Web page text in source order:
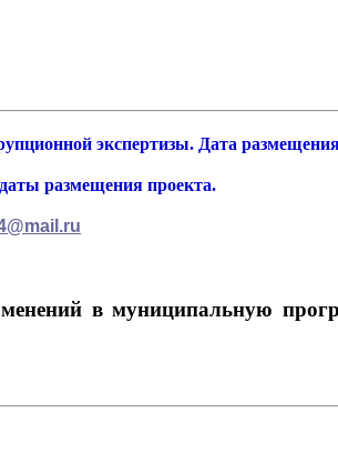
экспертизы. Дата
размещения проекта.
в муниципальную